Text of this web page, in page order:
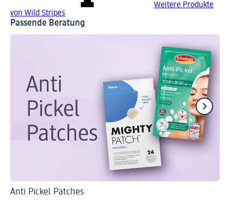
Weitere Produkte
von Wild Stripes
Passende Beratung
Anti Pickel Patches